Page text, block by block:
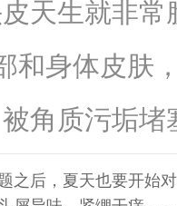
天生就非
和身体皮肤
角质污垢
之后，夏天也要开始